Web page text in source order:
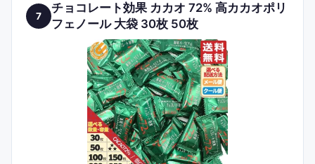
7
チョコレート効果 カカオ 72% 高カカオポリ
フェノール 大袋 30枚 50枚